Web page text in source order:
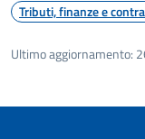
Tributi, finanze e
Ultimo aggiornamento: